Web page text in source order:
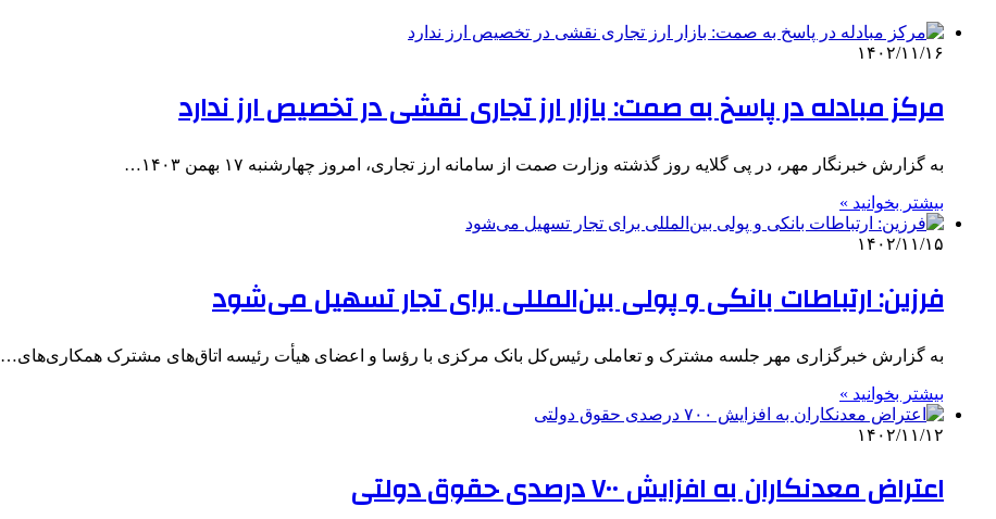
۱۴۰۲/۱۱/۱۶
مرکز مبادله در پاسخ به صمت: بازار ارز تجاری نقشی در تخصیص ارز ندارد
به گزارش خبرنگار مهر، در پی گلایه روز گذشته وزارت صمت از سامانه ارز تجاری، امروز چهارشنبه ۱۷ بهمن ۱۴۰۳…
بیشتر بخوانید »
۱۴۰۲/۱۱/۱۵
فرزین: ارتباطات بانکی و پولی بین‌المللی برای تجار تسهیل می‌شود
به گزارش خبرگزاری مهر جلسه مشترک و تعاملی رئیس‌کل بانک مرکزی با رؤسا و اعضای هیأت رئیسه اتاق‌های مشترک همکاری‌های…
بیشتر بخوانید »
۱۴۰۲/۱۱/۱۲
اعتراض معدنکاران به افزایش ۷۰۰ درصدی حقوق دولتی